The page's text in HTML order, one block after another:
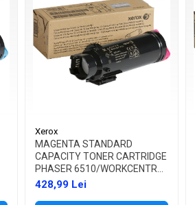
Xerox
MAGENTA STANDARD
CAPACITY TONER CARTRIDGE
PHASER 6510/WORKCENTRE
6515
428,99 Lei